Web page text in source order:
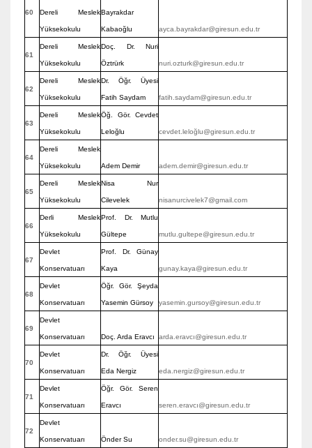
60 Dereli Meslek
Yüksekokulu
Bayrakdar
Kabaoğlu ayca.bayrakdar@giresun.edu.tr
61
Dereli Meslek
Yüksekokulu
Doç. Dr. Nuri
Öztrürk nuri.ozturk@giresun.edu.tr
62
Dereli Meslek
Yüksekokulu
Dr. Öğr. Üyesi
Fatih Saydam fatih.saydam@giresun.edu.tr
63
Dereli Meslek
Yüksekokulu
Öğ. Gör. Cevdet
Leloğlu cevdet.leloğlu@giresun.edu.tr
64
Dereli Meslek
Yüksekokulu Adem Demir adem.demir@giresun.edu.tr
65
Dereli Meslek
Yüksekokulu
Nisa Nur
Cilevelek nisanurcivelek7@gmail.com
66
Derli Meslek
Yüksekokulu
Prof. Dr. Mutlu
Gültepe mutlu.gultepe@giresun.edu.tr
67
Devlet
Konservatuarı
Prof. Dr. Günay
Kaya gunay.kaya@giresun.edu.tr
68
Devlet
Konservatuarı
Öğr. Gör. Şeyda
Yasemin Gürsoy yasemin.gursoy@giresun.edu.tr
69
Devlet
Konservatuarı Doç. Arda Eravcı arda.eravcı@giresun.edu.tr
70
Devlet
Konservatuarı
Dr. Öğr. Üyesi
Eda Nergiz eda.nergiz@giresun.edu.tr
71
Devlet
Konservatuarı
Öğr. Gör. Seren
Eravcı seren.eravcı@giresun.edu.tr
72
Devlet
Konservatuarı Önder Su onder.su@giresun.edu.tr